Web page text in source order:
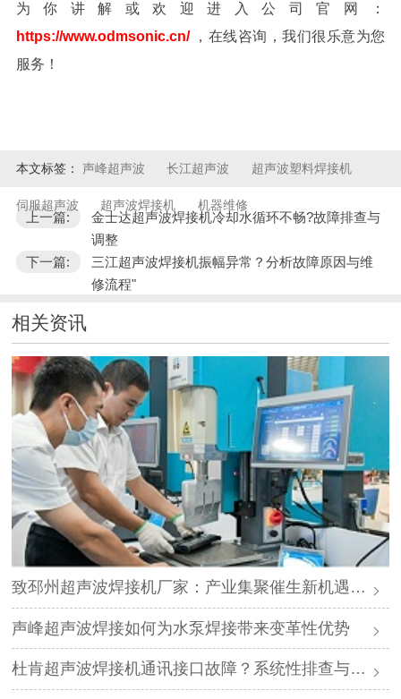
为你讲解或欢迎进入公司官网：
https://www.odmsonic.cn/，在线咨询，我们很乐意为您
服务！
本文标签： 声峰超声波 长江超声波 超声波塑料焊接机
伺服超声波 超声波焊接机 机器维修
上一篇:
金士达超声波焊接机冷却水循环不畅?故障排查与
调整
下一篇:
三江超声波焊接机振幅异常？分析故障原因与维
修流程"
相关资讯
致邳州超声波焊接机厂家：产业集聚催生新机遇，声峰源头工厂邀您抱团发展
声峰超声波焊接如何为水泵焊接带来变革性优势
杜肯超声波焊接机通讯接口故障？系统性排查与专业解决方案